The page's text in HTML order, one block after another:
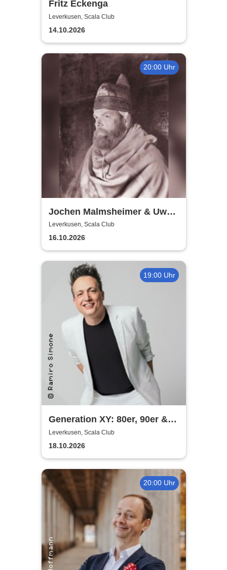
Fritz Eckenga
Leverkusen, Scala Club
14.10.2026
20:00 Uhr
Jochen Malmsheimer & Uwe
Rössler
Leverkusen, Scala Club
16.10.2026
19:00 Uhr
Generation XY: 80er, 90er &
das Leben heute - Die
Comedy-Show mit Olaf Bossi
Leverkusen, Scala Club
18.10.2026
20:00 Uhr